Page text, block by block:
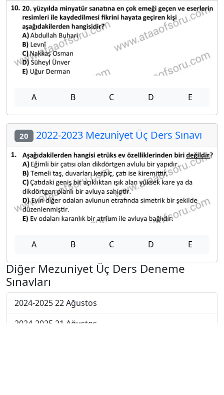
A B C D E
20 2022-2023 Mezuniyet Üç Ders Sınavı
A B C D E
Diğer Mezuniyet Üç Ders Deneme
Sınavları
2024-2025 22 Ağustos
2024-2025 21 Ağustos